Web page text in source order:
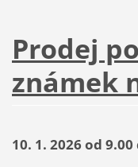
Prodej
známek
10. 1. 2026 od